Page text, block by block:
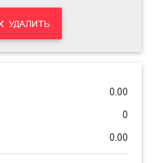
УДАЛИТЬ
0.00
0
0.00